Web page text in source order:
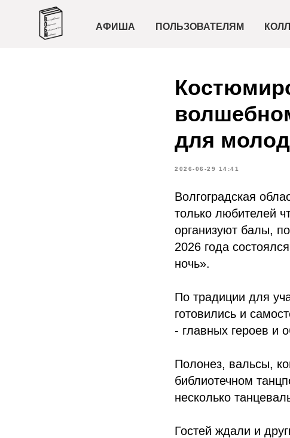
АФИША ПОЛЬЗОВАТЕЛЯМ
для
2026-06-29 14:41
Волгоградская
только любителей
организуют балы,
2026 года
ночь».
По традиции для
готовились и
- главных героев и
Полонез, вальсы,
библиотечном
несколько
Гостей ждали и